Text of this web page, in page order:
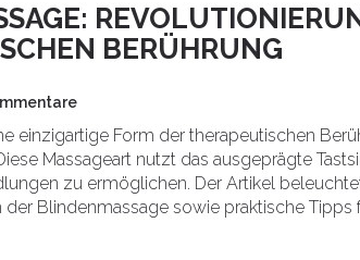
BERÜHRUNG
einzigartige Form der therapeutischen
Massageart nutzt das ausgeprägte
zu ermöglichen. Der Artikel
Blindenmassage sowie praktische Tipps